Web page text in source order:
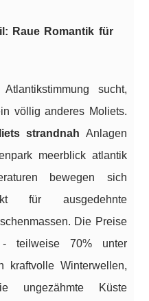
Raue Romantik für
sucht,
völlig anderes Moliets.
strandnah Anlagen
meerblick atlantik
bewegen sich
für ausgedehnte
Die Preise
- teilweise 70% unter
kraftvolle Winterwellen,
ungezähmte Küste